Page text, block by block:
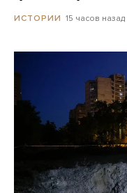
ИСТОРИИ 15 часов назад